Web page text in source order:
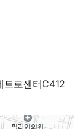
트로센터C412